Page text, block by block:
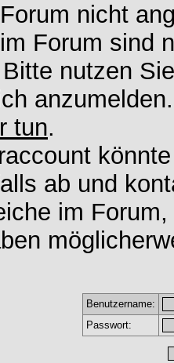
nicht
Forum sind
nutzen
tun.
ab und
im
Benutzername:
Passwort: